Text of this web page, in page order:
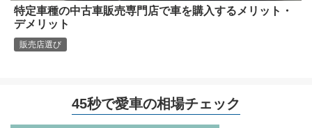
特定車種の中古車販売専門店で車を購入するメリット・
デメリット
販売店選び
45秒で愛車の相場チェック